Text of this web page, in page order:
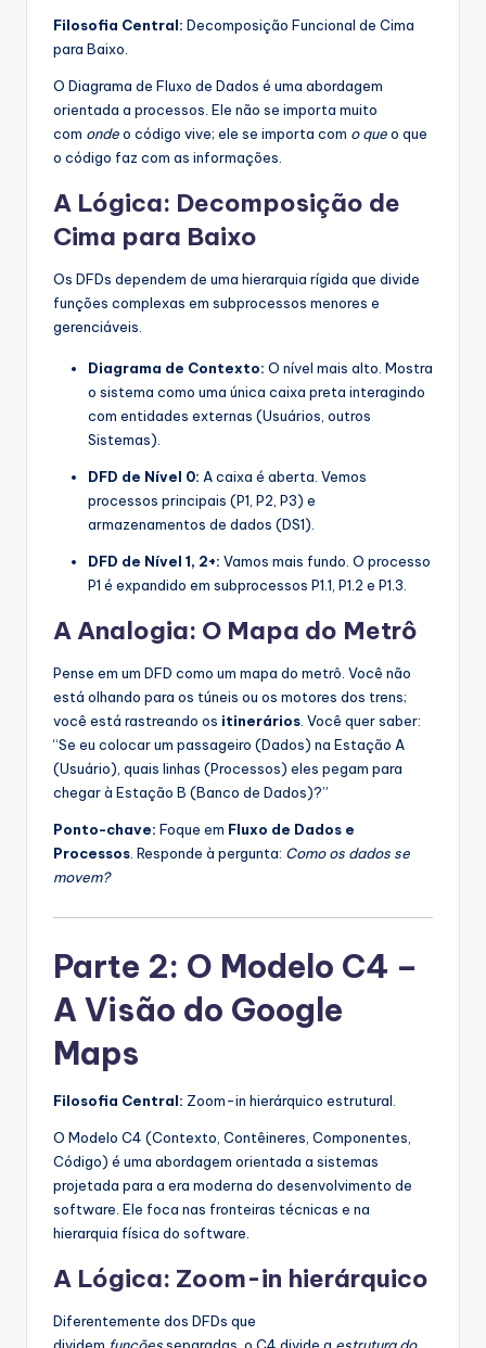
U
d
Filosofia Central: Decomposição Funcional de Cima
para Baixo.
O Diagrama de Fluxo de Dados é uma abordagem
orientada a processos. Ele não se importa muito
com ondeo código vive; ele se importa com o queo que
o código faz com as informações.
A Lógica: Decomposição de
Cima para Baixo
Os DFDs dependem de uma hierarquia rígida que divide
funções complexas em subprocessos menores e
gerenciáveis.
Diagrama de Contexto: O nível mais alto. Mostra
o sistema como uma única caixa preta interagindo
com entidades externas (Usuários, outros
Sistemas).
DFD de Nível 0: A caixa é aberta. Vemos
processos principais (P1, P2, P3) e
armazenamentos de dados (DS1).
DFD de Nível 1, 2+: Vamos mais fundo. O processo
P1 é expandido em subprocessos P1.1, P1.2 e P1.3.
A Analogia: O Mapa do Metrô
Pense em um DFD como um mapa do metrô. Você não
está olhando para os túneis ou os motores dos trens;
você está rastreando os itinerários . Você quer saber:
“Se eu colocar um passageiro (Dados) na Estação A
(Usuário), quais linhas (Processos) eles pegam para
chegar à Estação B (Banco de Dados)?”
Ponto-chave: Foque em Fluxo de Dados e
Processos . Responde à pergunta: Como os dados se
movem?
Parte 2: O Modelo C4 –
A Visão do Google
Maps
Filosofia Central: Zoom-in hierárquico estrutural.
O Modelo C4 (Contexto, Contêineres, Componentes,
Código) é uma abordagem orientada a sistemas
projetada para a era moderna do desenvolvimento de
software. Ele foca nas fronteiras técnicas e na
hierarquia física do software.
A Lógica: Zoom-in hierárquico
Diferentemente dos DFDs que